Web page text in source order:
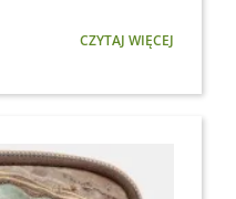
CZYTAJ WIĘCEJ